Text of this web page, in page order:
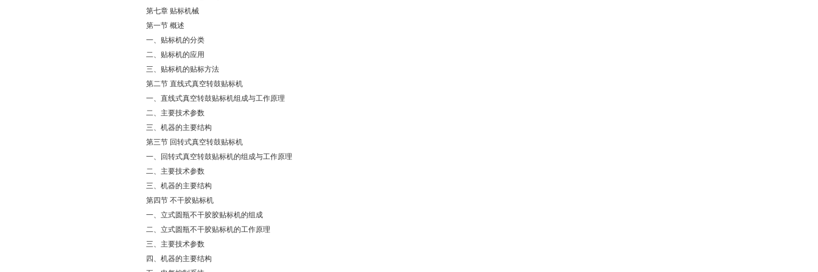
第七章 贴标机械
第一节 概述
一、贴标机的分类
二、贴标机的应用
三、贴标机的贴标方法
第二节 直线式真空转鼓贴标机
一、直线式真空转鼓贴标机组成与工作原理
二、主要技术参数
三、机器的主要结构
第三节 回转式真空转鼓贴标机
一、回转式真空转鼓贴标机的组成与工作原理
二、主要技术参数
三、机器的主要结构
第四节 不干胶贴标机
一、立式圆瓶不干胶胶贴标机的组成
二、立式圆瓶不干胶贴标机的工作原理
三、主要技术参数
四、机器的主要结构